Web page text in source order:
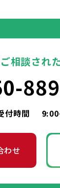
相談され
付時間
わせ